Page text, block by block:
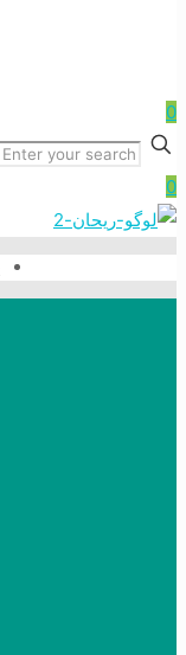
0
0